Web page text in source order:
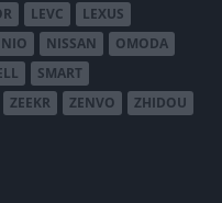
LEVC
LEXUS
NIO NISSAN
OMODA
SMART
ZEEKR ZENVO ZHIDOU